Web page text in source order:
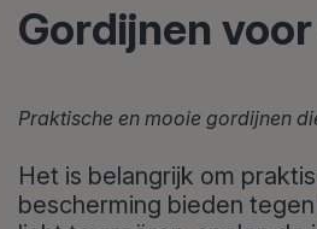
Gordijnen
Praktische en mooie gordijnen
Het is belangrijk om
bescherming bieden